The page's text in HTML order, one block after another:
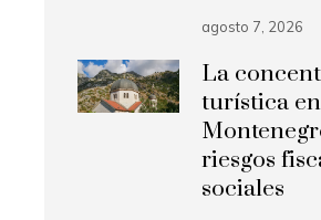
agosto 7, 2026
La
turística en
riesgos
sociales